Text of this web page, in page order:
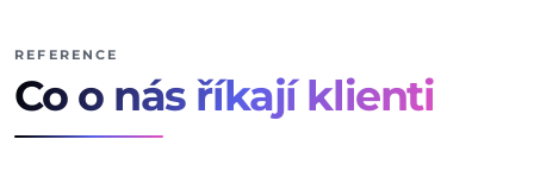
REFERENCE
Co o nás říkají klienti